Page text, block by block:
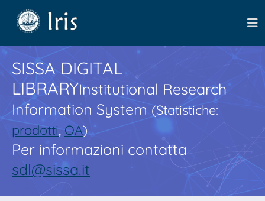
SISSA DIGITAL
LIBRARYInstitutional Research
Information System(Statistiche:
prodotti,OA)
Per informazioni contatta
sdl@sissa.it